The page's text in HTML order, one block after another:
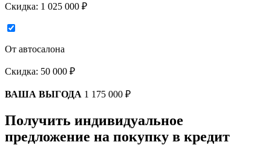
Скидка: 1 025 000 ₽
От автосалона
Скидка: 50 000 ₽
ВАША ВЫГОДА 1 175 000 ₽
Получить индивидуальное
предложение на покупку в кредит